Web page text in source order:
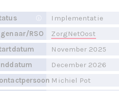
Implementatie
RSO
ZorgNetOost
November 2025
December 2026
Michiel Pot